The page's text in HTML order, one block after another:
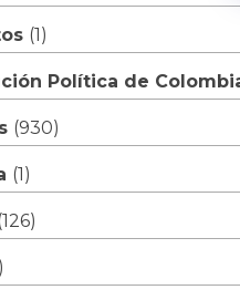
(1)
Política de
(930)
(1)